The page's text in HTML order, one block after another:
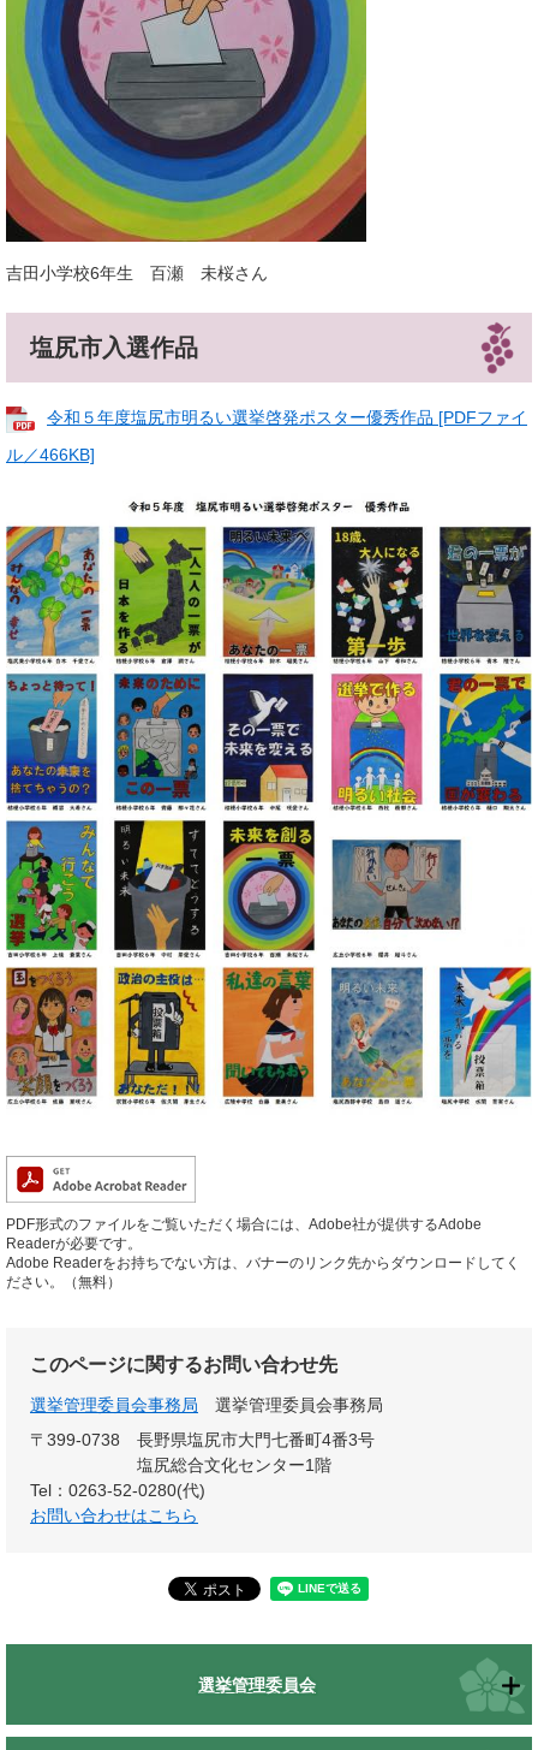
吉田小学校6年生 百瀬 未桜さん
塩尻市入選作品
令和５年度塩尻市明るい選挙啓発ポスター優秀作品 [PDFファイ
ル／466KB]
PDF形式のファイルをご覧いただく場合には、Adobe社が提供するAdobe
Readerが必要です。
Adobe Readerをお持ちでない方は、バナーのリンク先からダウンロードしてく
ださい。（無料）
このページに関するお問い合わせ先
選挙管理委員会事務局
選挙管理委員会事務局
〒399-0738
長野県塩尻市大門七番町4番3号
塩尻総合文化センター1階
Tel：0263-52-0280(代)
お問い合わせはこちら
選挙管理委員会